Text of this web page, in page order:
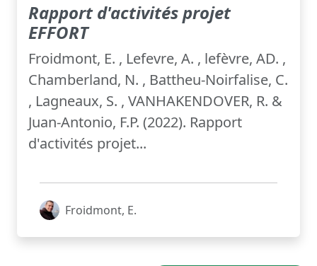
Rapport d'activités projet
EFFORT
Froidmont, E. , Lefevre, A. , lefèvre, AD. ,
Chamberland, N. , Battheu-Noirfalise, C.
, Lagneaux, S. , VANHAKENDOVER, R. &
Juan-Antonio, F.P. (2022). Rapport
d'activités projet...
Froidmont, E.